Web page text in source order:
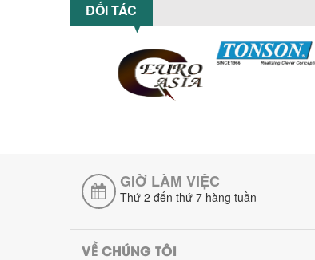
ĐỐI TÁC
GIỜ LÀM VIỆC
Thứ 2 đến thứ 7 hàng tuần
VỀ CHÚNG TÔI